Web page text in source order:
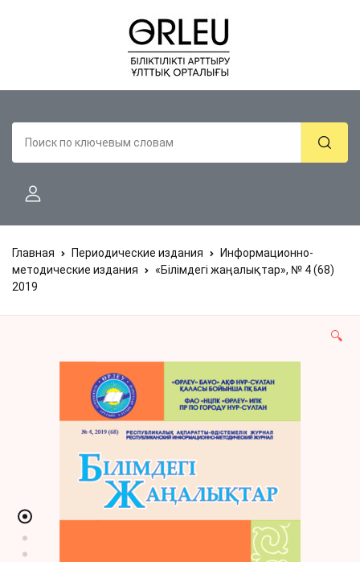
Главная Периодические издания
Информационно-
методические издания
«Білімдегі жаңалықтар», № 4 (68)
2019
🔍